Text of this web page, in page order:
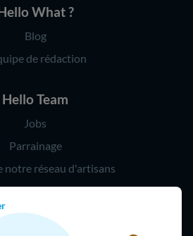
What ?
Blog
de rédaction
Hello Team
Jobs
Parrainage
notre réseau d'artisans
Hello !
18 60 60 (8h-21h)